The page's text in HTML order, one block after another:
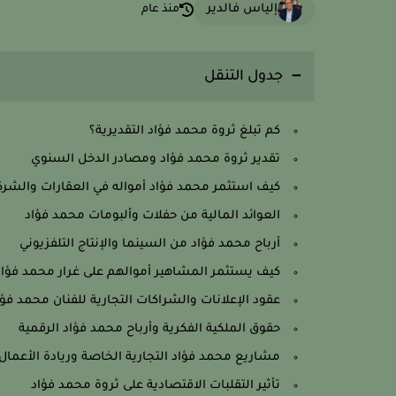
إلياس فالدير منذ عام
جدول التنقل
كم تبلغ ثروة محمد فؤاد التقديرية؟
تقدير ثروة محمد فؤاد ومصادر الدخل السنوي
كيف استثمر محمد فؤاد أمواله في العقارات
العوائد المالية من حفلات وألبومات محمد فؤاد
أرباح محمد فؤاد من السينما والإنتاج التلفزيوني
كيف يستثمر المشاهير أموالهم على غرار محمد
عقود الإعلانات والشراكات التجارية للفنان محمد
حقوق الملكية الفكرية وأرباح محمد فؤاد الرقمية
مشاريع محمد فؤاد التجارية الخاصة وريادة الأعمال
تأثير التقلبات الاقتصادية على ثروة محمد فؤاد